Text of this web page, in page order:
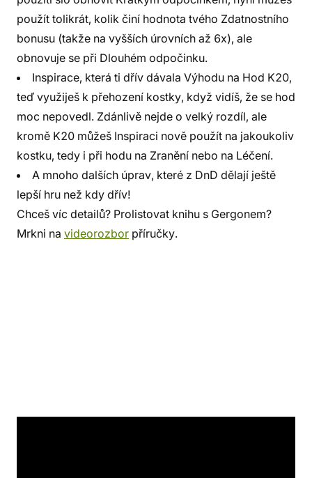
použít tolikrát, kolik činí hodnota tvého Zdatnostního
bonusu (takže na vyšších úrovních až 6x), ale
obnovuje se při Dlouhém odpočinku.
Inspirace, která ti dřív dávala Výhodu na Hod K20,
teď využiješ k přehození kostky, když vidíš, že se hod
moc nepovedl. Zdánlivě nejde o velký rozdíl, ale
kromě K20 můžeš Inspiraci nově použít na jakoukoliv
kostku, tedy i při hodu na Zranění nebo na Léčení.
A mnoho dalších úprav, které z DnD dělají ještě
lepší hru než kdy dřív!
Chceš víc detailů? Prolistovat knihu s Gergonem?
Mrkni na videorozbor příručky.